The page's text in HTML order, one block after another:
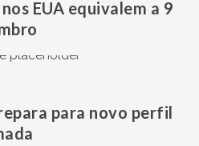
EUA equivalem a 9
para novo perfil